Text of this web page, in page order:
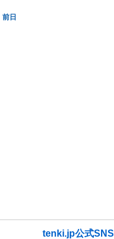
前日
tenki.jp公式SNS